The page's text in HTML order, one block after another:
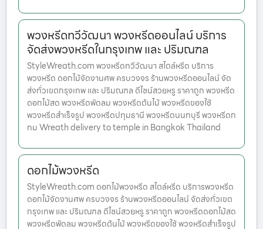
พวงหรีดทวีวัฒนา พวงหรีดออนไลน์ บริการ
จัดส่งพวงหรีดในกรุงเทพ และ ปริมณฑล
StyleWreath.com พวงหรีดทวีวัฒนา สไตล์หรีด บริการ
พวงหรีด ดอกไม้จัดงานศพ ครบวงจร ร้านพวงหรีดออนไลน์ จัด
ส่งทั่วเขตกรุงเทพ และ ปริมณฑล ดีไซน์สวยหรู ราคาถูก พวงหรีด
ดอกไม้สด พวงหรีดพัดลม พวงหรีดต้นไม้ พวงหรีดของใช้
พวงหรีดสำเร็จรูป พวงหรีดปทุมธานี พวงหรีดนนทบุรี พวงหรีดก
ทม Wreath delivery to temple in Bangkok Thailand
ดอกไม้พวงหรีด
StyleWreath.com ดอกไม้พวงหรีด สไตล์หรีด บริการพวงหรีด
ดอกไม้จัดงานศพ ครบวงจร ร้านพวงหรีดออนไลน์ จัดส่งทั่วเขต
กรุงเทพ และ ปริมณฑล ดีไซน์สวยหรู ราคาถูก พวงหรีดดอกไม้สด
พวงหรีดพัดลม พวงหรีดต้นไม้ พวงหรีดของใช้ พวงหรีดสำเร็จรูป